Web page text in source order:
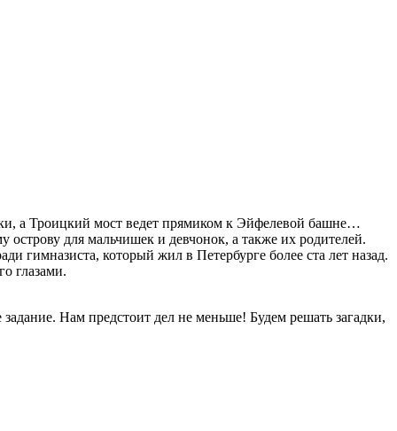
а Троицкий мост ведет прямиком к Эйфелевой башне…
острову для мальчишек и девчонок, а также их родителей.
гимназиста, который жил в Петербурге более ста лет назад.
глазами.
Нам предстоит дел не меньше! Будем решать загадки,